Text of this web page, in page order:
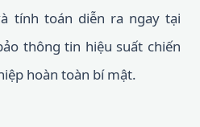
tính toán diễn ra ngay tại
thông tin hiệu suất chiến
hoàn toàn bí mật.